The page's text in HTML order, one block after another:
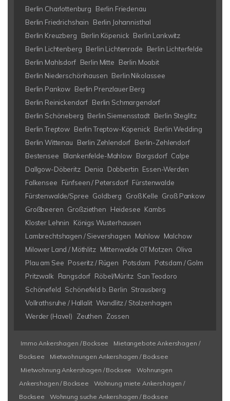
Berlin Charlottenburg
Berlin Friedenau
Berlin Friedrichshain
Berlin Johannisthal
Berlin Kreuzberg
Berlin Köpenick Berlin Lankwitz
Berlin Lichtenberg Berlin Lichtenrade
Berlin Lichterfelde
Berlin Mahlsdorf Berlin Mitte
Berlin Moabit
Berlin Niederschönhausen Berlin Nikolassee
Berlin Pankow Berlin Prenzlauer Berg
Berlin Reinickendorf Berlin Schmargendorf
Berlin Schöneberg Berlin Siemensstadt Berlin Steglitz
Berlin Treptow Berlin Treptow-Köpenick Berlin Wedding
Berlin Wittenau
Berlin Zehlendorf Berlin-Zehlendorf
Bestensee
Blankenfelde-Mahlow Borgsdorf Calpe
Dallgow-Döberitz Denia Dobbertin Essen-Werden
Falkensee
Fünfseen / Petersdorf Fürstenwalde
Fürstenwalde/Spree Goldberg Groß Kelle Groß Pankow
Großbeeren Großziethen Heidesee Kambs
Kloster Lehnin
Königs Wusterhausen
Lambrechtshagen / Sievershagen
Mahlow Malchow
Milower Land / Möthlitz Mittenwalde OT Motzen Oliva
Plau am See Poseritz / Rügen Potsdam
Potsdam / Golm
Pritzwalk
Rangsdorf Röbel/Müritz San Teodoro
Schönefeld Schönefeld b. Berlin Strausberg
Vollrathsruhe / Hallalit Wandlitz / Stolzenhagen
Werder (Havel)
Zeuthen Zossen
Immo Ankershagen / Bocksee
Mietangebote Ankershagen /
Bocksee
Mietwohnungen Ankershagen / Bocksee
Mietwohnung Ankershagen / Bocksee
Wohnungen
Ankershagen / Bocksee
Wohnung miete Ankershagen /
Bocksee
Wohnung suche Ankershagen / Bocksee